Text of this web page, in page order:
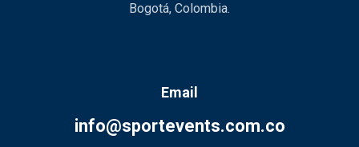
Bogotá, Colombia.
Email
info@sportevents.com.co